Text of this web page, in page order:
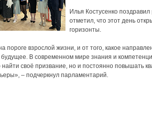
Илья Костусенко
отметил, что этот день
горизонты.
пороге взрослой жизни, и от того, какое
В современном мире знания и
своё призвание, но и постоянно повышать
– подчеркнул парламентарий.